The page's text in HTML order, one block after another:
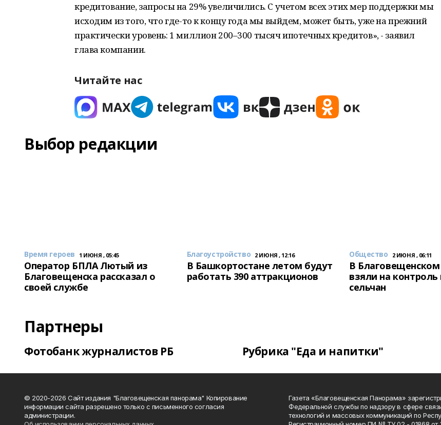
кредитование, запросы на 29% увеличились. С учетом всех этих мер поддержки мы
исходим из того, что где-то к концу года мы выйдем, может быть, уже на прежний
практически уровень: 1 миллион 200–300 тысяч ипотечных кредитов», - заявил
глава компании.
Читайте нас
Выбор редакции
Время героев 1 ИЮНЯ , 05:45
Оператор БПЛА Лютый из
Благовещенска рассказал о
своей службе
Благоустройство 2 ИЮНЯ , 12:16
В Башкортостане летом будут
работать 390 аттракционов
Общество 2 ИЮНЯ , 06:11
В
взяли на
сельчан
Партнеры
Фотобанк журналистов РБ Рубрика "Еда и напитки"
© 2020-2026 Сайт издания "Благовещенская панорама" Копирование
информации сайта разрешено только с письменного согласия
администрации.
Газета «Благовещенская Панорама»
Федеральной службы по надзору в сфере
технологий и массовых коммуникаций по